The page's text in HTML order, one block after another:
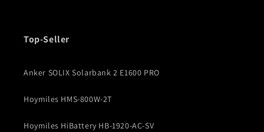
Top-Seller
Anker SOLIX Solarbank 2 E1600 PRO
Hoymiles HMS-800W-2T
Hoymiles HiBattery HB-1920-AC-SV